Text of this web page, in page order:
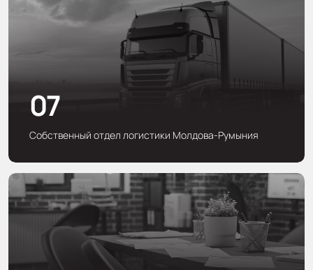
07
Собственный отдел логистики Молдова-Румыния